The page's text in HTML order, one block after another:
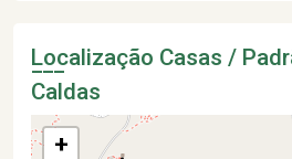
Localização Casas /
Caldas
+